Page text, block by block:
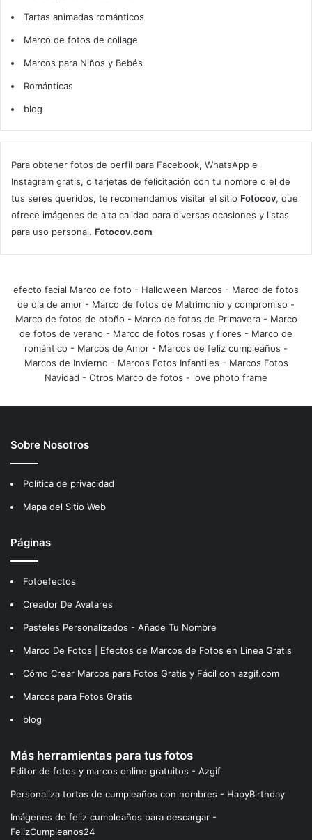
Tartas animadas románticos
Marco de fotos de collage
Marcos para Niños y Bebés
Románticas
blog
Para obtener fotos de perfil para Facebook, WhatsApp e
Instagram gratis, o tarjetas de felicitación con tu nombre o el de
tus seres queridos, te recomendamos visitar el sitio Fotocov, que
ofrece imágenes de alta calidad para diversas ocasiones y listas
para uso personal. Fotocov.com
efecto facial Marco de foto - Halloween Marcos - Marco de fotos
de día de amor - Marco de fotos de Matrimonio y compromiso -
Marco de fotos de otoño - Marco de fotos de Primavera- Marco
de fotos de verano - Marco de fotos rosas y flores - Marco de
romántico - Marcos de Amor - Marcos de feliz cumpleaños -
Marcos de Invierno - Marcos Fotos Infantiles - Marcos Fotos
Navidad - Otros Marco de fotos - love photo frame
Sobre Nosotros
Política de privacidad
Mapa del Sitio Web
Páginas
Fotoefectos
Creador De Avatares
Pasteles Personalizados - Añade Tu Nombre
Marco De Fotos | Efectos de Marcos de Fotos en Línea Gratis
Cómo Crear Marcos para Fotos Gratis y Fácil con azgif.com
Marcos para Fotos Gratis
blog
Más herramientas para tus fotos
Editor de fotos y marcos online gratuitos - Azgif
Personaliza tortas de cumpleaños con nombres - HapyBirthday
Imágenes de feliz cumpleaños para descargar -
FelizCumpleanos24